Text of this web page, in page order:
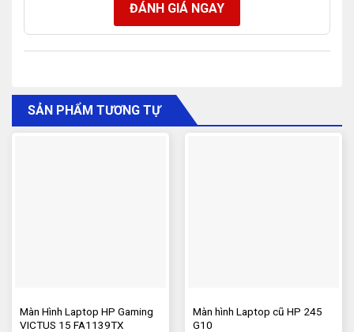
ĐÁNH GIÁ NGAY
SẢN PHẨM TƯƠNG TỰ
Màn Hình Laptop HP Gaming
VICTUS 15 FA1139TX
Màn hình Laptop cũ HP 245
G10